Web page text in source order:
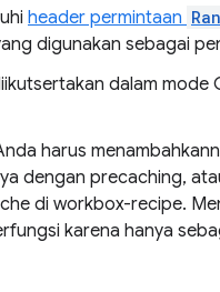
header permintaan
digunakan sebagai
dalam mode
harus
dengan precaching,
di workbox-recipe.
karena hanya